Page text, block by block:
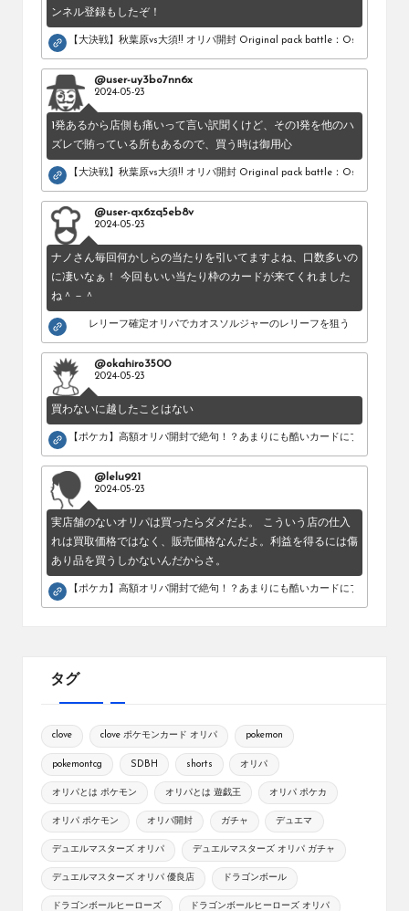
ンネル登録もしたぞ！
【大決戦】秋葉原vs大須!! オリパ開封 Original pack battle：Osu vs
@user-uy3bo7nn6x
2024-05-23
1発あるから店側も痛いって言い訳聞くけど、その1発を他のハ
ズレで賄っている所もあるので、買う時は御用心
【大決戦】秋葉原vs大須!! オリパ開封 Original pack battle：Osu vs
@user-qx6zq5eb8v
2024-05-23
ナノさん毎回何かしらの当たりを引いてますよね、口数多いの
に凄いなぁ！ 今回もいい当たり枠のカードが来てくれました
ね＾－＾
レリーフ確定オリパでカオスソルジャーのレリーフを狙う！
@okahiro3500
2024-05-23
買わないに越したことはない
【ポケカ】高額オリパ開封で絶句！？あまりにも酷いカードにブチギレ。
@lelu921
2024-05-23
実店舗のないオリパは買ったらダメだよ。 こういう店の仕入
れは買取価格ではなく、販売価格なんだよ。利益を得るには傷
あり品を買うしかないんだからさ。
【ポケカ】高額オリパ開封で絶句！？あまりにも酷いカードにブチギレ。
タグ
clove clove ポケモンカード オリパ pokemon
pokemontcg SDBH shorts オリパ
オリパとは ポケモン オリパとは 遊戯王 オリパ ポケカ
オリパ ポケモン オリパ開封 ガチャ デュエマ
デュエルマスターズ オリパ デュエルマスターズ オリパ ガチャ
デュエルマスターズ オリパ 優良店 ドラゴンボール
ドラゴンボールヒーローズ ドラゴンボールヒーローズ オリパ